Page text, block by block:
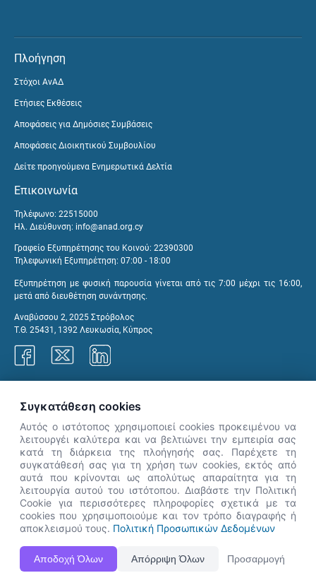
Πλοήγηση
Στόχοι ΑνΑΔ
Ετήσιες Εκθέσεις
Αποφάσεις για Δημόσιες Συμβάσεις
Αποφάσεις Διοικητικού Συμβουλίου
Δείτε προηγούμενα Ενημερωτικά Δελτία
Επικοινωνία
Τηλέφωνο: 22515000
Ηλ. Διεύθυνση: info@anad.org.cy
Γραφείο Εξυπηρέτησης του Κοινού: 22390300
Τηλεφωνική Εξυπηρέτηση: 07:00 - 18:00
Εξυπηρέτηση με φυσική παρουσία γίνεται από τις 7:00 μέχρι τις 16:00,
μετά από διευθέτηση συνάντησης.
Αναβύσσου 2, 2025 Στρόβολος
Τ.Θ. 25431, 1392 Λευκωσία, Κύπρος
Η Ιστοσελίδα ΑνΑΔ είναι πλήρως συμβατή με τις νεότερες εκδόσεις, Google Chrome, Mozilla Firefox,
Apple Safari καθώς και Internet Explorer.
👋 Καλώς ήρθες! Είμαι η Νόησις.
Πες μου πώς μπορώ να σε βοηθήσω
σήμερα.
Συγκατάθεση cookies
Αυτός ο ιστότοπος χρησιμοποιεί cookies προκειμένου να
λειτουργέι καλύτερα και να βελτιώνει την εμπειρία σας
κατά τη διάρκεια της πλοήγησής σας. Παρέχετε τη
συγκατάθεσή σας για τη χρήση των cookies, εκτός από
αυτά που κρίνονται ως απολύτως απαραίτητα για τη
λειτουργία αυτού του ιστότοπου. Διαβάστε την Πολιτική
Cookie για περισσότερες πληροφορίες σχετικά με τα
cookies που χρησιμοποιούμε και τον τρόπο διαγραφής ή
αποκλεισμού τους. Πολιτική Προσωπικών Δεδομένων
Αποδοχή Όλων Απόρριψη Όλων Προσαρμογή